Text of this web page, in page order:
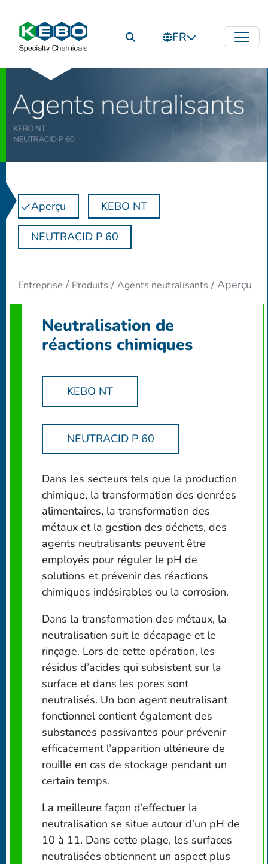
FR
Aperçu KEBO NT
NEUTRACID P 60
Entreprise Produits Agents neutralisants Aperçu
Neutralisation de
réactions chimiques
KEBO NT
NEUTRACID P 60
Dans les secteurs tels que la production
chimique, la transformation des denrées
alimentaires, la transformation des
métaux et la gestion des déchets, des
agents neutralisants peuvent être
employés pour réguler le pH de
solutions et prévenir des réactions
chimiques indésirables ou la corrosion.
Dans la transformation des métaux, la
neutralisation suit le décapage et le
rinçage. Lors de cette opération, les
résidus d’acides qui subsistent sur la
surface et dans les pores sont
neutralisés. Un bon agent neutralisant
fonctionnel contient également des
substances passivantes pour prévenir
efficacement l’apparition ultérieure de
rouille en cas de stockage pendant un
certain temps.
La meilleure façon d’effectuer la
neutralisation se situe autour d’un pH de
10 à 11. Dans cette plage, les surfaces
neutralisées obtiennent un aspect plus